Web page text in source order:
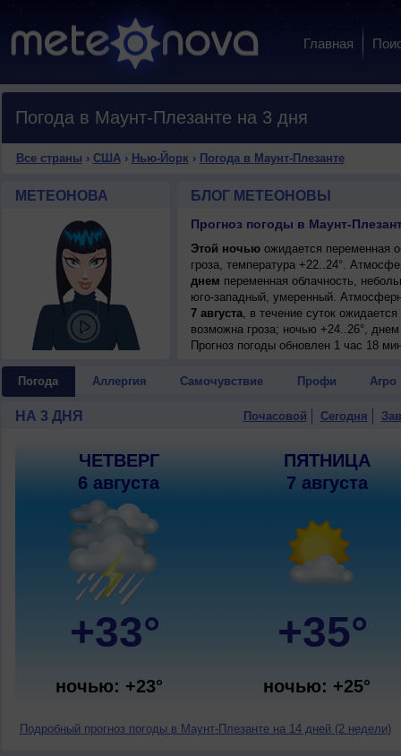
Главная
Погода в Маунт-Плезанте на 3 дня
Все страны › США› Нью-Йорк › Погода в Маунт-Плезанте
МЕТЕОНОВА БЛОГ МЕТЕОНОВЫ
Прогноз погоды в Маунт-
Этой ночьюожидается переменная
гроза, температура +22..24°.
днем переменная облачность,
юго-западный, умеренный.
7 августа, в течение суток
возможна гроза; ночью +24..26°,
Прогноз погоды обновлен 1 час 18
Погода Аллергия Самочувствие Профи Агро
НА 3 ДНЯ Почасовой Сегодня
ЧЕТВЕРГ
6 августа
+33°
ночью: +23°
ПЯТНИЦА
7 августа
+35°
ночью: +25°
Подробный прогноз погоды в Маунт-Плезанте на 14 дней (2 недели)